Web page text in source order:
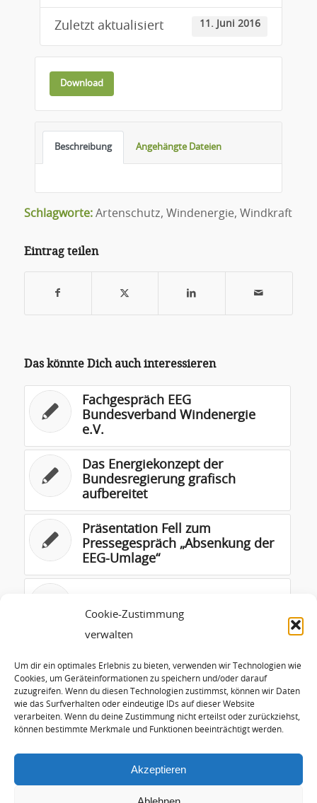
Cookie-Zustimmung
verwalten
Um dir ein optimales Erlebnis zu bieten, verwenden wir Technologien wie
Cookies, um Geräteinformationen zu speichern und/oder darauf
zuzugreifen. Wenn du diesen Technologien zustimmst, können wir Daten
wie das Surfverhalten oder eindeutige IDs auf dieser Website
verarbeiten. Wenn du deine Zustimmung nicht erteilst oder zurückziehst,
können bestimmte Merkmale und Funktionen beeinträchtigt werden.
Akzeptieren
Zuletzt aktualisiert 11. Juni 2016
Download
Beschreibung Angehängte Dateien
Schlagworte: Artenschutz, Windenergie, Windkraft
Eintrag teilen
Das könnte Dich auch interessieren
Fachgespräch EEG
Bundesverband Windenergie
e.V.
Das Energiekonzept der
Bundesregierung grafisch
aufbereitet
Präsentation Fell zum
Pressegespräch „Absenkung der
EEG-Umlage“
RWE
Cuxhavener Appell zur Offshore-
Windenergie